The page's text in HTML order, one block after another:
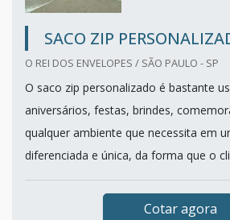
SACO ZIP
O REI DOS ENVELOPES / SÃO PAULO - SP
O saco zip personalizado é bastante
aniversários, festas, brindes,
qualquer ambiente que necessita em
diferenciada e única, da forma que o
Cotar agora